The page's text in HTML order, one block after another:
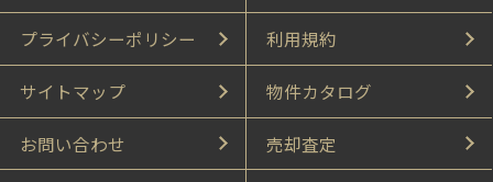
プライバシーポリシー 利用規約
サイトマップ 物件カタログ
お問い合わせ 売却査定